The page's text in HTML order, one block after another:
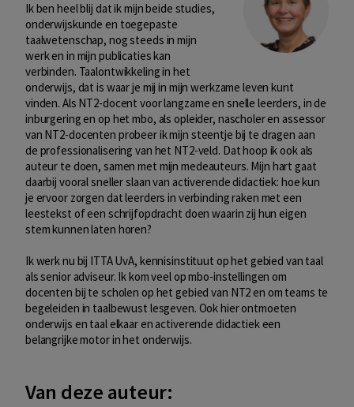
Ik ben heel blij dat ik mijn beide studies,
onderwijskunde en toegepaste
taalwetenschap, nog steeds in mijn
werk en in mijn publicaties kan
verbinden. Taalontwikkeling in het
onderwijs, dat is waar je mij in mijn werkzame leven kunt
vinden. Als NT2-docent voor langzame en snelle leerders, in de
inburgering en op het mbo, als opleider, nascholer en assessor
van NT2-docenten probeer ik mijn steentje bij te dragen aan
de professionalisering van het NT2-veld. Dat hoop ik ook als
auteur te doen, samen met mijn medeauteurs. Mijn hart gaat
daarbij vooral sneller slaan van activerende didactiek: hoe kun
je ervoor zorgen dat leerders in verbinding raken met een
leestekst of een schrijfopdracht doen waarin zij hun eigen
stem kunnen laten horen?
Ik werk nu bij ITTA UvA, kennisinstituut op het gebied van taal
als senior adviseur. Ik kom veel op mbo-instellingen om
docenten bij te scholen op het gebied van NT2 en om teams te
begeleiden in taalbewust lesgeven. Ook hier ontmoeten
onderwijs en taal elkaar en activerende didactiek een
belangrijke motor in het onderwijs.
Van deze auteur: